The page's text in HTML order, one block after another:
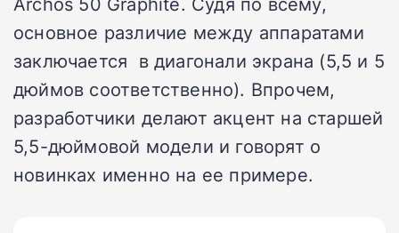
основное различие между аппаратами
заключается в диагонали экрана (5,5 и 5
дюймов соответственно). Впрочем,
разработчики делают акцент на старшей
5,5-дюймовой модели и говорят о
новинках именно на ее примере.